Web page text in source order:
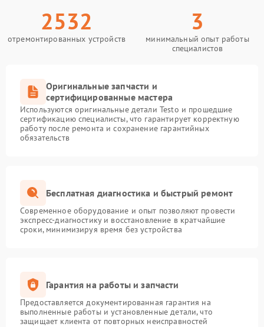
2532
отремонтированных устройств
3
минимальный опыт работы
специалистов
Оригинальные запчасти и
сертифицированные мастера
Используются оригинальные детали Testo и прошедшие
сертификацию специалисты, что гарантирует корректную
работу после ремонта и сохранение гарантийных
обязательств
Бесплатная диагностика и быстрый ремонт
Современное оборудование и опыт позволяют провести
экспресс-диагностику и восстановление в кратчайшие
сроки, минимизируя время без устройства
Гарантия на работы и запчасти
Предоставляется документированная гарантия на
выполненные работы и установленные детали, что
защищает клиента от повторных неисправностей